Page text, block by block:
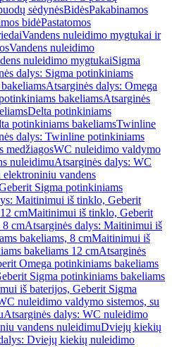
sėdynėsBidėsPakabinamos
bidėPastatomos
Vandens nuleidimo mygtukai ir
Vandens nuleidimo
nuleidimo mygtukaiSigma
dalys: Sigma potinkiniams
Atsarginės dalys: Omega
bakeliamsAtsarginės
Delta potinkiniams
potinkiniams bakeliamsTwinline
dalys: Twinline potinkiniams
medžiagosWC nuleidimo valdymo
nuleidimuAtsarginės dalys: WC
vandens
Sigma potinkiniams
Maitinimui iš tinklo, Geberit
cmMaitinimui iš tinklo, Geberit
8 cmAtsarginės dalys: Maitinimui iš
bakeliams, 8 cmMaitinimui iš
bakeliams 12 cmAtsarginės
Omega potinkiniams bakeliams
Sigma potinkiniams bakeliams
iš baterijos, Geberit Sigma
nuleidimo valdymo sistemos, su
Atsarginės dalys: WC nuleidimo
vandens nuleidimuDviejų kiekių
Dviejų kiekių nuleidimo